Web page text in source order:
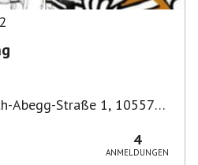
Abegg-Straße 1, 10557
4
ANMELDUNGEN